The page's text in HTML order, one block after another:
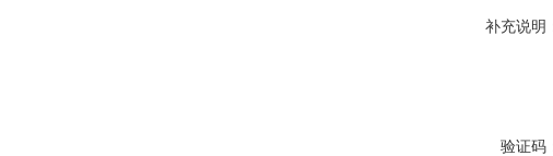
补充说明
验证码